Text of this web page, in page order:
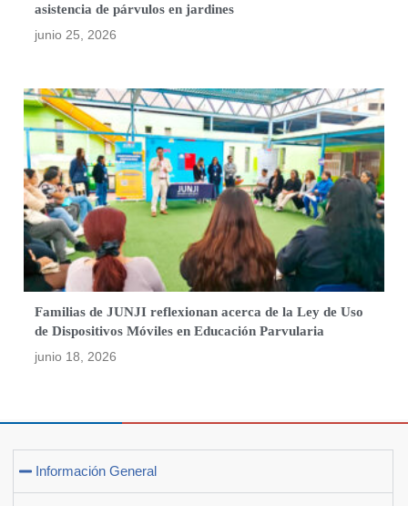
asistencia de párvulos en jardines
junio 25, 2026
Familias de JUNJI reflexionan acerca de la Ley de Uso
de Dispositivos Móviles en Educación Parvularia
junio 18, 2026
Información General